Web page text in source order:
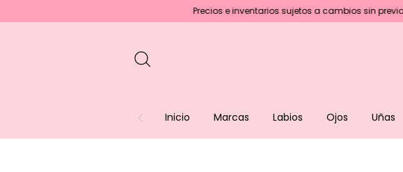
Precios e inventarios sujetos a cambios sin previo aviso :)
Inicio Marcas Labios Ojos Uñas